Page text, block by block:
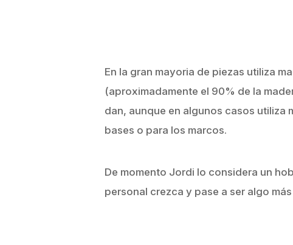
En la gran mayoria de piezas utiliza
(aproximadamente el 90% de la
dan, aunque en algunos casos utiliza
bases o para los marcos.
De momento Jordi lo considera un
personal crezca y pase a ser algo